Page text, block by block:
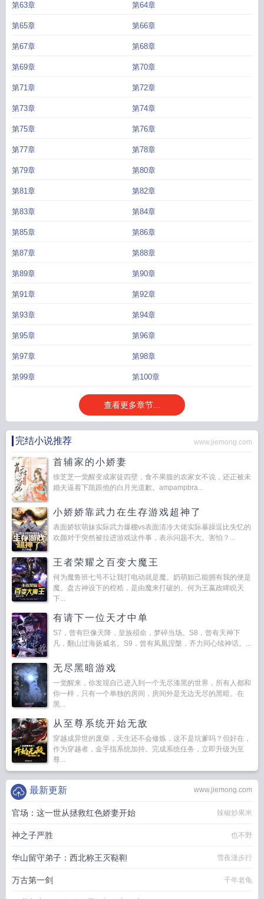
第63章 第64章
第65章 第66章
第67章 第68章
第69章 第70章
第71章 第72章
第73章 第74章
第75章 第76章
第77章 第78章
第79章 第80章
第81章 第82章
第83章 第84章
第85章 第86章
第87章 第88章
第89章 第90章
第91章 第92章
第93章 第94章
第95章 第96章
第97章 第98章
第99章 第100章
查看更多章节...
完结小说推荐 www.jiemong.com
首辅家的小娇妻
徐芝芝一觉醒变成家徒四壁，食不果腹的农家女不说，还正被未
婚夫逼着下跪跟他的白月光道歉。ampampbra...
小娇娇靠武力在生存游戏超神了
表面娇软萌妹实际武力爆棚vs表面清冷大佬实际暴躁逗比失忆的
欢颜对于突然被拉进游戏这件事，表示问题不大。害怕？...
王者荣耀之百变大魔王
何为魔鲁班七号不让我打电动就是魔。奶萌妲己能拥有我的便是
魔。盘古神设下的桎梏，是由魔来打破的。何为王嬴政睥睨天
下...
有请下一位天才中单
S7，曾有巨像天降，皇族殒命，梦碎当场。S8，曾有天神下
凡，翻山过海扬威名。S9，曾有凤凰涅槃，齐力同心续神话。...
无尽黑暗游戏
一觉醒来，你发现自己进入到一个无尽漆黑的世界，所有人都和
你一样，只有一个单独的房间，房间外是无边无尽的黑暗。在
黑...
从至尊系统开始无敌
穿越成异世的废柴，天生还不会修炼，这不是坑爹吗？但好在，
作为穿越者，金手指系统加持。完成系统任务，立即升级为至
尊...
www.jiemong.com
最新更新
官场：这一世从拯救红色娇妻开始 辣椒炒果米
神之子严胜 也不野
华山留守弟子：西北称王灭鞑靼 雪夜漫步行
万古第一剑 千年老龟